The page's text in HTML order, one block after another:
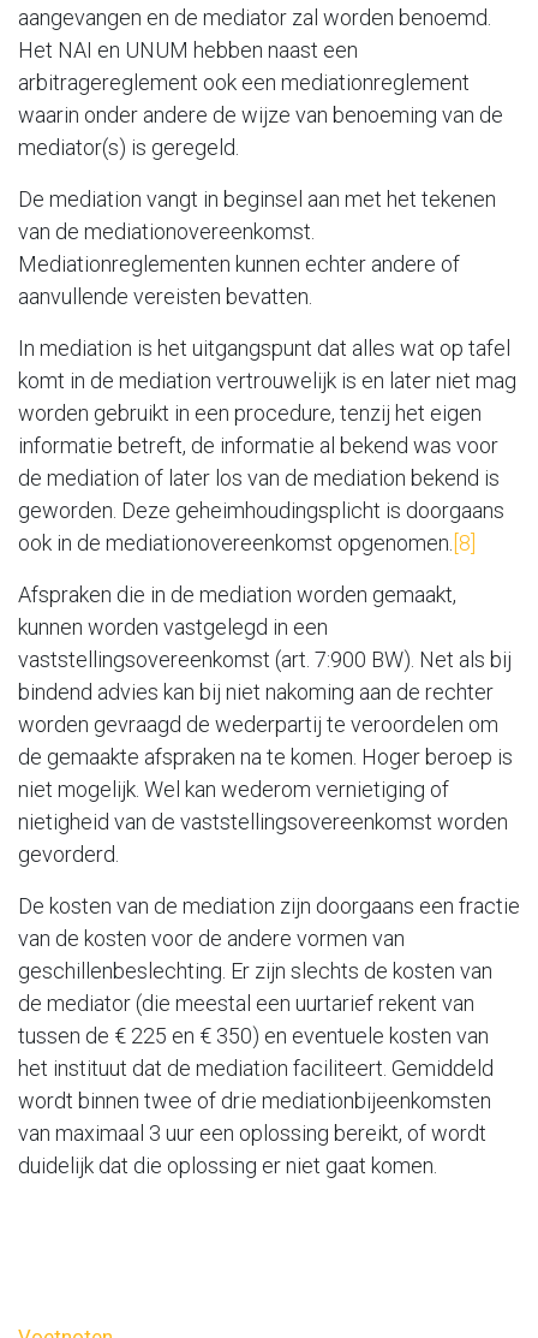
aangevangen en de mediator zal worden benoemd.
Het NAI en UNUM hebben naast een
arbitragereglement ook een mediationreglement
waarin onder andere de wijze van benoeming van de
mediator(s) is geregeld.
De mediation vangt in beginsel aan met het tekenen
van de mediationovereenkomst.
Mediationreglementen kunnen echter andere of
aanvullende vereisten bevatten.
In mediation is het uitgangspunt dat alles wat op tafel
komt in de mediation vertrouwelijk is en later niet mag
worden gebruikt in een procedure, tenzij het eigen
informatie betreft, de informatie al bekend was voor
de mediation of later los van de mediation bekend is
geworden. Deze geheimhoudingsplicht is doorgaans
ook in de mediationovereenkomst opgenomen. [8]
Afspraken die in de mediation worden gemaakt,
kunnen worden vastgelegd in een
vaststellingsovereenkomst (art. 7:900 BW). Net als bij
bindend advies kan bij niet nakoming aan de rechter
worden gevraagd de wederpartij te veroordelen om
de gemaakte afspraken na te komen. Hoger beroep is
niet mogelijk. Wel kan wederom vernietiging of
nietigheid van de vaststellingsovereenkomst worden
gevorderd.
De kosten van de mediation zijn doorgaans een fractie
van de kosten voor de andere vormen van
geschillenbeslechting. Er zijn slechts de kosten van
de mediator (die meestal een uurtarief rekent van
tussen de € 225 en € 350) en eventuele kosten van
het instituut dat de mediation faciliteert. Gemiddeld
wordt binnen twee of drie mediationbijeenkomsten
van maximaal 3 uur een oplossing bereikt, of wordt
duidelijk dat die oplossing er niet gaat komen.